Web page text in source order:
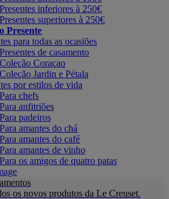
Presentes inferiores à 250€
Presentes superiores à 250€
Presente
para todas as ocasiões
Presentes de casamento
Coleção Coraçao
Coleção Jardin e Pétala
por estilos de vida
Para chefs
Para anfitriões
Para padeiros
Para amantes do chá
Para amantes do café
Para amantes de vinho
Para os amigos de quatro patas
os novos produtos da Le Creuset.